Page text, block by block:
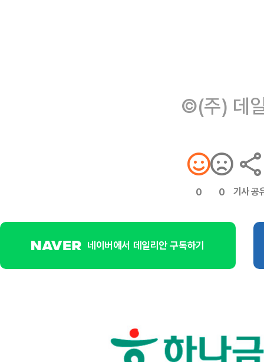
©(주) 데
0 0 기사 공
네이버에서 데일리안 구독하기